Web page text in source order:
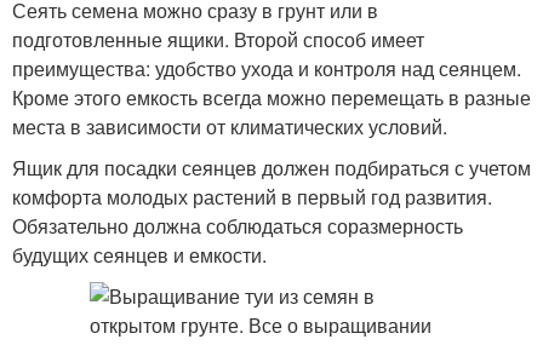
Сеять семена можно сразу в грунт или в
подготовленные ящики. Второй способ имеет
преимущества: удобство ухода и контроля над сеянцем.
Кроме этого емкость всегда можно перемещать в разные
места в зависимости от климатических условий.
Ящик для посадки сеянцев должен подбираться с учетом
комфорта молодых растений в первый год развития.
Обязательно должна соблюдаться соразмерность
будущих сеянцев и емкости.